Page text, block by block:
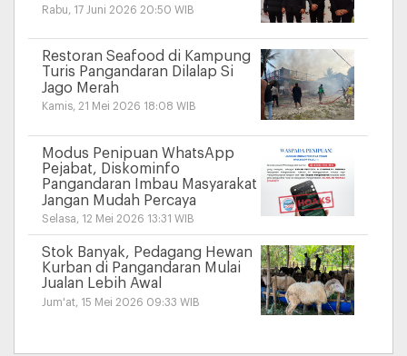
Rabu, 17 Juni 2026 20:50 WIB
Restoran Seafood di Kampung
Turis Pangandaran Dilalap Si
Jago Merah
Kamis, 21 Mei 2026 18:08 WIB
Modus Penipuan WhatsApp
Pejabat, Diskominfo
Pangandaran Imbau Masyarakat
Jangan Mudah Percaya
Selasa, 12 Mei 2026 13:31 WIB
Stok Banyak, Pedagang Hewan
Kurban di Pangandaran Mulai
Jualan Lebih Awal
Jum'at, 15 Mei 2026 09:33 WIB